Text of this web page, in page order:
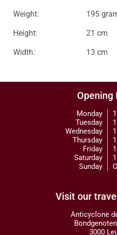
Weight: 195
Height: 21 cm
Width: 13 cm
Opening
Monday
Tuesday
Wednesday
Thursday
Friday
Saturday
Sunday
Visit our
Anticyclone
3000